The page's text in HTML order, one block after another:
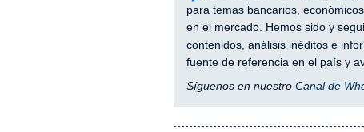
para temas bancarios,
en el mercado. Hemos sido y
contenidos, análisis inéditos e
fuente de referencia en el país y
Síguenos en nuestro Canal de